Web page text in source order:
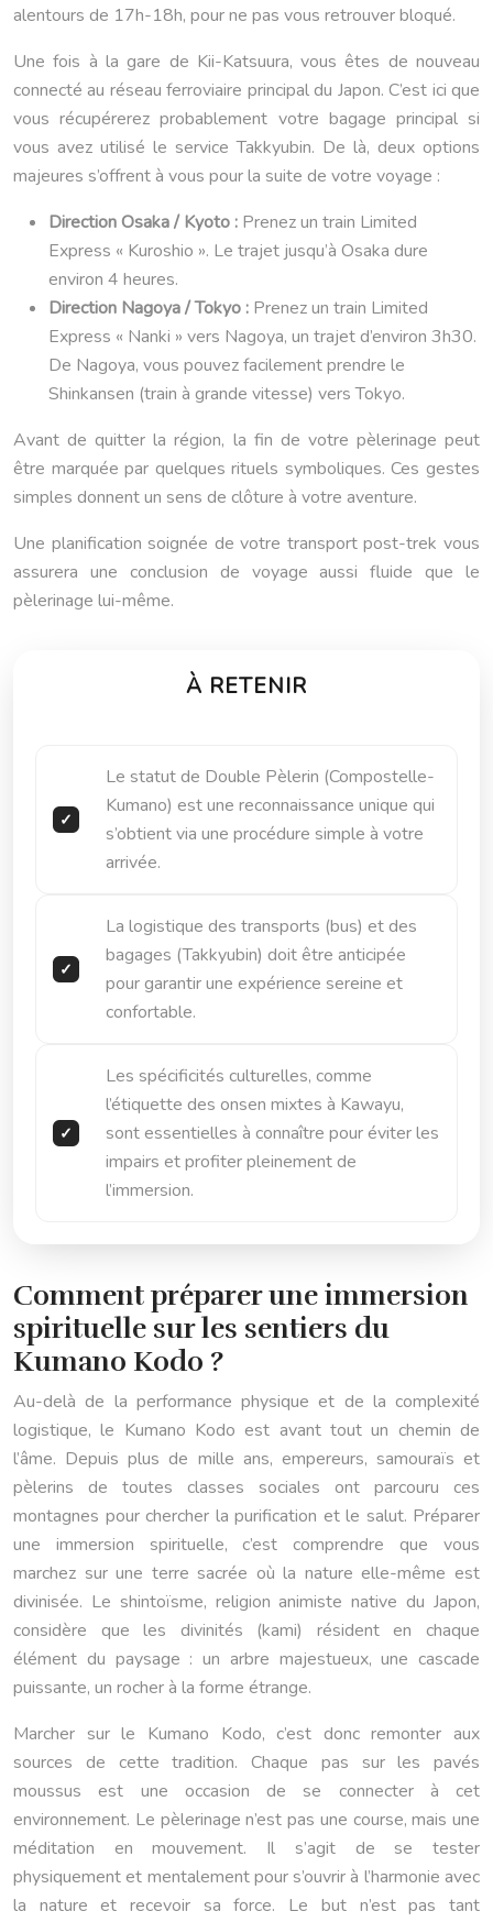
alentours de 17h-18h, pour ne pas vous retrouver bloqué.
Une fois à la gare de Kii-Katsuura, vous êtes de nouveau
connecté au réseau ferroviaire principal du Japon. C’est ici que
vous récupérerez probablement votre bagage principal si
vous avez utilisé le service Takkyubin. De là, deux options
majeures s’offrent à vous pour la suite de votre voyage :
Direction Osaka / Kyoto : Prenez un train Limited
Express « Kuroshio ». Le trajet jusqu’à Osaka dure
environ 4 heures.
Direction Nagoya / Tokyo : Prenez un train Limited
Express « Nanki » vers Nagoya, un trajet d’environ 3h30.
De Nagoya, vous pouvez facilement prendre le
Shinkansen (train à grande vitesse) vers Tokyo.
Avant de quitter la région, la fin de votre pèlerinage peut
être marquée par quelques rituels symboliques. Ces gestes
simples donnent un sens de clôture à votre aventure.
Une planification soignée de votre transport post-trek vous
assurera une conclusion de voyage aussi fluide que le
pèlerinage lui-même.
À RETENIR
Le statut de Double Pèlerin (Compostelle-
Kumano) est une reconnaissance unique qui
s’obtient via une procédure simple à votre
arrivée.
La logistique des transports (bus) et des
bagages (Takkyubin) doit être anticipée
pour garantir une expérience sereine et
confortable.
Les spécificités culturelles, comme
l’étiquette des onsen mixtes à Kawayu,
sont essentielles à connaître pour éviter les
impairs et profiter pleinement de
l’immersion.
Comment préparer une immersion
spirituelle sur les sentiers du
Kumano Kodo ?
Au-delà de la performance physique et de la complexité
logistique, le Kumano Kodo est avant tout un chemin de
l’âme. Depuis plus de mille ans, empereurs, samouraïs et
pèlerins de toutes classes sociales ont parcouru ces
montagnes pour chercher la purification et le salut. Préparer
une immersion spirituelle, c’est comprendre que vous
marchez sur une terre sacrée où la nature elle-même est
divinisée. Le shintoïsme, religion animiste native du Japon,
considère que les divinités (kami) résident en chaque
élément du paysage : un arbre majestueux, une cascade
puissante, un rocher à la forme étrange.
Marcher sur le Kumano Kodo, c’est donc remonter aux
sources de cette tradition. Chaque pas sur les pavés
moussus est une occasion de se connecter à cet
environnement. Le pèlerinage n’est pas une course, mais une
méditation en mouvement. Il s’agit de se tester
physiquement et mentalement pour s’ouvrir à l’harmonie avec
la nature et recevoir sa force. Le but n’est pas tant